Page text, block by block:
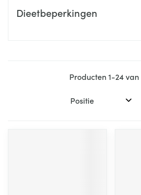
Dieetbeperkingen
Producten1-24van
Sorteer op: